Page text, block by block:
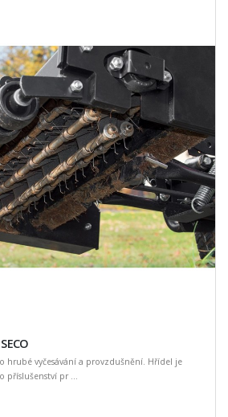
hrubé vyčesávání a provzdušnění. Hřídel je
příslušenství pr ...